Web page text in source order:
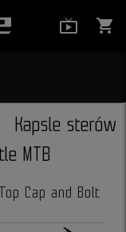
shopping_cart
Kapsle sterów
MTB
Cap and Bolt